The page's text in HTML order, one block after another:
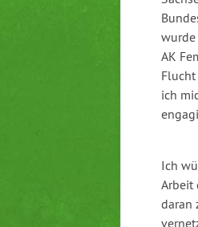
wurde
AK
ich
Ich
Arbeit
daran